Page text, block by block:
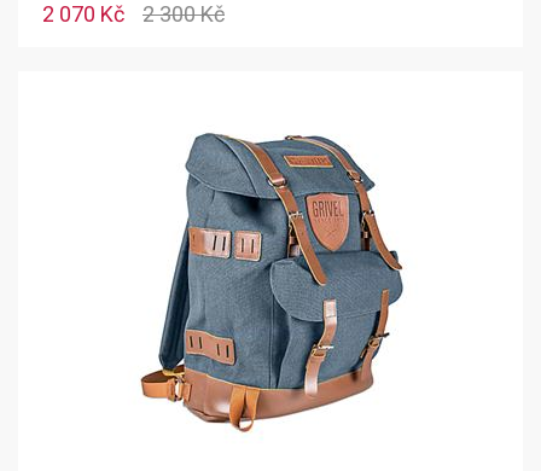
2 070 Kč 2 300 Kč